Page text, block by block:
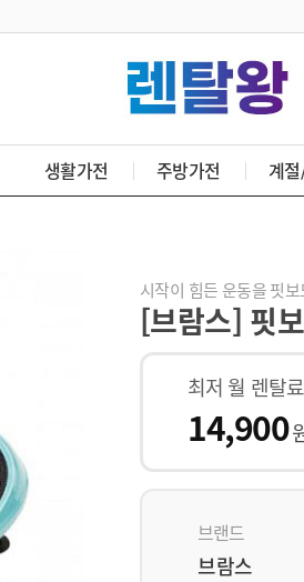
생활가전 주방가전 계
시작이 힘든 운동을 핏
[브람스] 핏
최저 월 렌탈료
14,900
브랜드
브람스